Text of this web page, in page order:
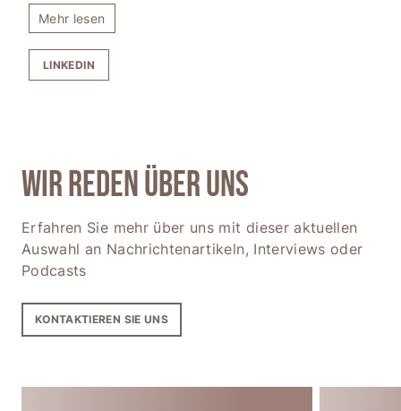
Mehr lesen
LINKEDIN
WIR REDEN ÜBER UNS
Erfahren Sie mehr über uns mit dieser aktuellen
Auswahl an Nachrichtenartikeln, Interviews oder
Podcasts
KONTAKTIEREN SIE UNS